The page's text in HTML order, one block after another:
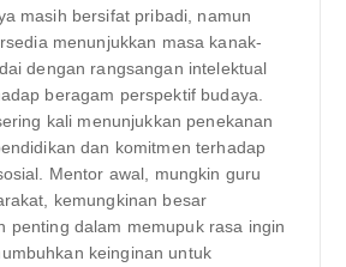
masih bersifat pribadi, namun
menunjukkan masa kanak-
dengan rangsangan intelektual
beragam perspektif budaya.
kali menunjukkan penekanan
dan komitmen terhadap
Mentor awal, mungkin guru
kemungkinan besar
penting dalam memupuk rasa ingin
keinginan untuk